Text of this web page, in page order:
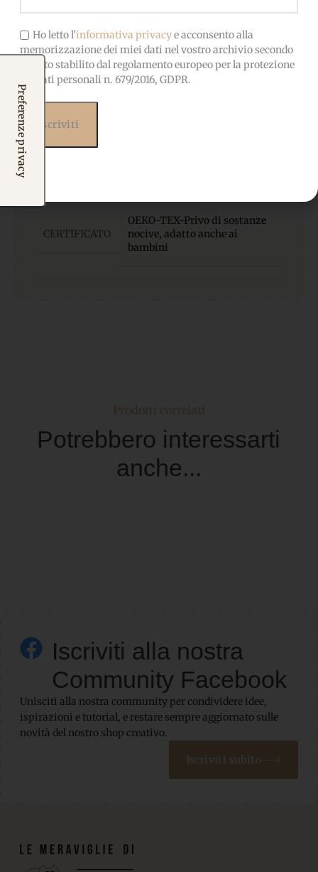
Specifiche tecniche
📐 MISURA: 20×25 cm
CERTIFICATO
OEKO-TEX-Privo di sostanze
nocive, adatto anche ai
bambini
Potrebbero interessarti
anche...
Iscriviti alla nostra
Community Facebook
Unisciti alla nostra community per condividere idee,
ispirazioni e tutorial, e restare sempre aggiornato sulle
novità del nostro shop creativo.
Iscriviti subito
Ho letto l'informativa privacye acconsento alla
memorizzazione dei miei dati nel vostro archivio secondo
quanto stabilito dal regolamento europeo per la protezione
dei dati personali n. 679/2016, GDPR.